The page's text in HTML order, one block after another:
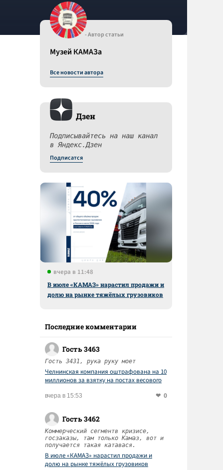
- Автор статьи
Музей КАМАЗа
Все новости автора
Дзен
Подписывайтесь на наш канал
в Яндекс.Дзен
Подписатся
вчера в 11:48
В июле «КАМАЗ» нарастил продажи и
долю на рынке тяжёлых грузовиков
Последние комментарии
Гость 3463
Гость 3431, рука руку моет
Челнинская компания оштрафована на 10
миллионов за взятку на постах весового
вчера в 15:53 0
Гость 3462
Коммерческий сегментв кризисе,
госзаказы, там только Камаз, вот и
получается такая катавася.
В июле «КАМАЗ» нарастил продажи и
долю на рынке тяжёлых грузовиков